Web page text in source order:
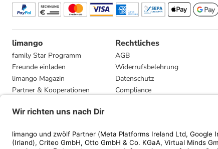
limango
family Star Programm
Freunde einladen
limango Magazin
Partner & Kooperationen
Presse
Rechtliches
AGB
Widerrufsbelehrung
Datenschutz
Compliance